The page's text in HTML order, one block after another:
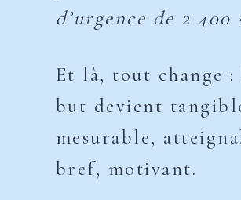
d’urgence de 2 400
Et là, tout change :
but devient
mesurable,
bref, motivant.